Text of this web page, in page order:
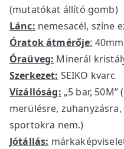
(mutatókat állító gomb)
Lánc: nemesacél, színe
Óratok átmérője: 40mm
Óraüveg: Minerál
Szerkezet: SEIKO kvarc
Vízállóság: „5 bar,
merülésre,
sportokra nem.)
Jótállás: